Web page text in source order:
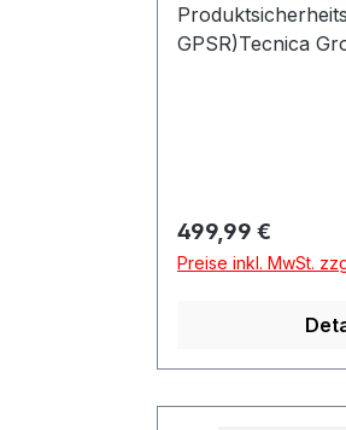
GPSR)Tecnica
Regulärer Preis:
499,99 €
Preise inkl. MwSt.